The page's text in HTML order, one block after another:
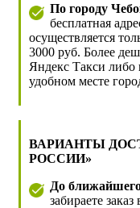
По городу
бесплатная
осуществляется
3000 руб. Более
Яндекс Такси либо
удобном месте
ВАРИАНТЫ
РОССИИ»
До
забираете